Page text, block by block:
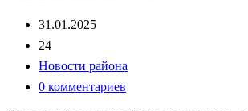
31.01.2025
24
Новости района
0 комментариев